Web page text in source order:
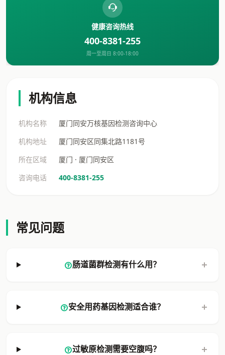
健康咨询热线
400-8381-255
周一至周日 8:00-18:00
机构信息
机构名称
厦门同安万核基因检测咨询中心
机构地址
厦门同安区同集北路1181号
所在区域
厦门 · 厦门同安区
咨询电话
400-8381-255
常见问题
肠道菌群检测有什么用？
安全用药基因检测适合谁？
过敏原检测需要空腹吗？